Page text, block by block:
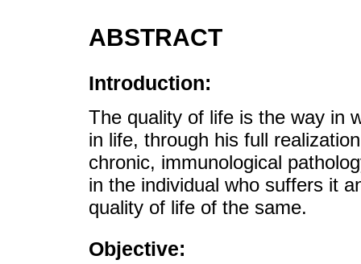
ABSTRACT
Introduction:
The quality of life is the way in
in life, through his full
chronic, immunological
in the individual who suffers it
quality of life of the same.
Objective: